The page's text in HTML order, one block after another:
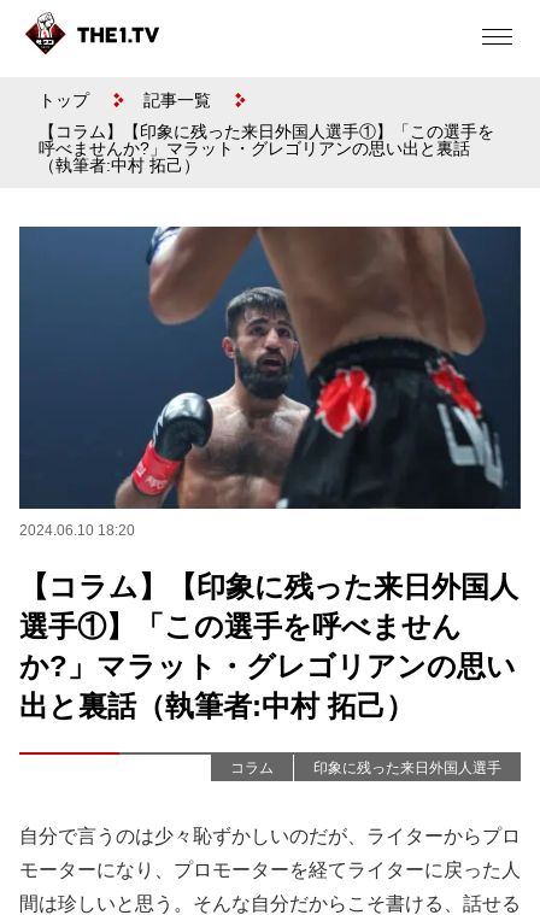
トップ
記事一覧
【コラム】【印象に残った来日外国人選手①】「この選手を
呼べませんか?」マラット・グレゴリアンの思い出と裏話
（執筆者:中村 拓己）
2024.06.10 18:20
【コラム】【印象に残った来日外国人
選手①】「この選手を呼べません
か?」マラット・グレゴリアンの思い
出と裏話（執筆者:中村 拓己）
コラム 印象に残った来日外国人選手
自分で言うのは少々恥ずかしいのだが、ライターからプロ
モーターになり、プロモーターを経てライターに戻った人
間は珍しいと思う。そんな自分だからこそ書ける、話せる